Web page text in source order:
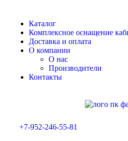
Каталог
Комплексное оснащение
Доставка и оплата
О компании
О нас
Производители
Контакты
+7-952-246-55-81